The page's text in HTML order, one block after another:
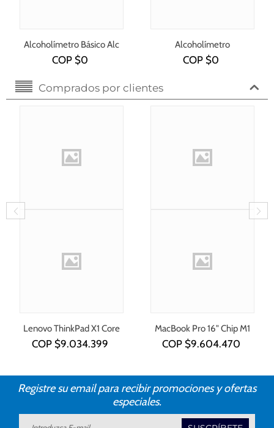
Alcoholímetro Básico Alc
5500
COP $0
Alcoholímetro
Profesional Alc 8801
COP $0
Comprados por clientes
Lenovo ThinkPad X1 Core
i7-1355U
COP $9.034.399
MacBook Pro 16" Chip M1
COP $9.604.470
Registre su email para recibir promociones y ofertas
especiales.